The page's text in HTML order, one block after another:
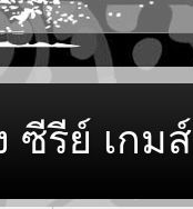
ซีรีย์ เกม